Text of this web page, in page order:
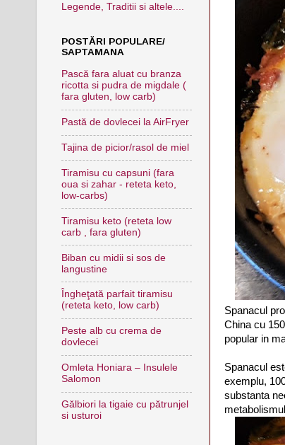
Spanacul
China cu
popular in
Spanacul
exemplu,
substanta
Legende, Traditii si altele....
POSTĂRI POPULARE/
SAPTAMANA
Pască fara aluat cu branza
ricotta si pudra de migdale (
fara gluten, low carb)
Pastă de dovlecei la AirFryer
Tajina de picior/rasol de miel
Tiramisu cu capsuni (fara
oua si zahar - reteta keto,
low-carbs)
Tiramisu keto (reteta low
carb , fara gluten)
Biban cu midii si sos de
langustine
Îngheţată parfait tiramisu
(reteta keto, low carb)
Peste alb cu crema de
dovlecei
Omleta Honiara – Insulele
Salomon
Gălbiori la tigaie cu pătrunjel
si usturoi